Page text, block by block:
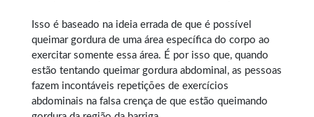
Isso é baseado na ideia errada de que é possível
queimar gordura de uma área específica do corpo ao
exercitar somente essa área. É por isso que, quando
estão tentando queimar gordura abdominal, as pessoas
fazem incontáveis repetições de exercícios
abdominais na falsa crença de que estão queimando